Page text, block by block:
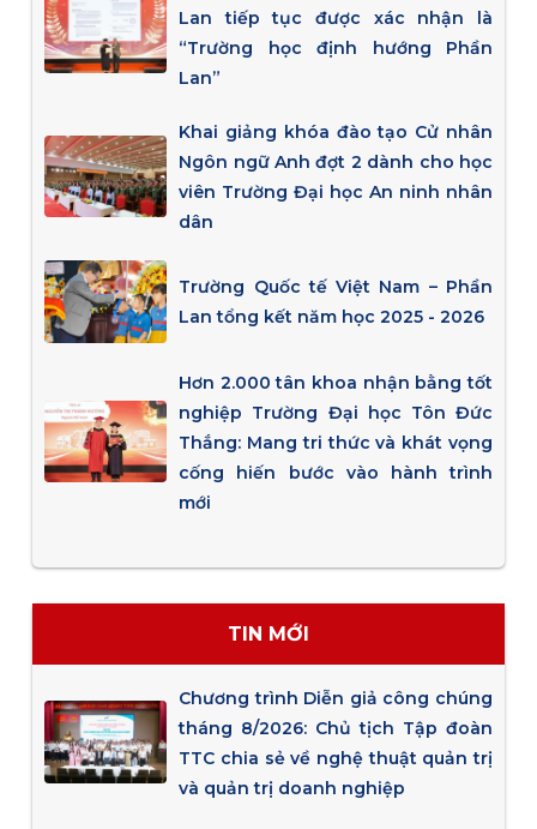
Lan tiếp tục được xác nhận là
“Trường học định hướng Phần
Lan”
Khai giảng khóa đào tạo Cử nhân
Ngôn ngữ Anh đợt 2 dành cho học
viên Trường Đại học An ninh nhân
dân
Trường Quốc tế Việt Nam – Phần
Lan tổng kết năm học 2025 - 2026
Hơn 2.000 tân khoa nhận bằng tốt
nghiệp Trường Đại học Tôn Đức
Thắng: Mang tri thức và khát vọng
cống hiến bước vào hành trình
mới
TIN MỚI
Chương trình Diễn giả công chúng
tháng 8/2026: Chủ tịch Tập đoàn
TTC chia sẻ về nghệ thuật quản trị
và quản trị doanh nghiệp